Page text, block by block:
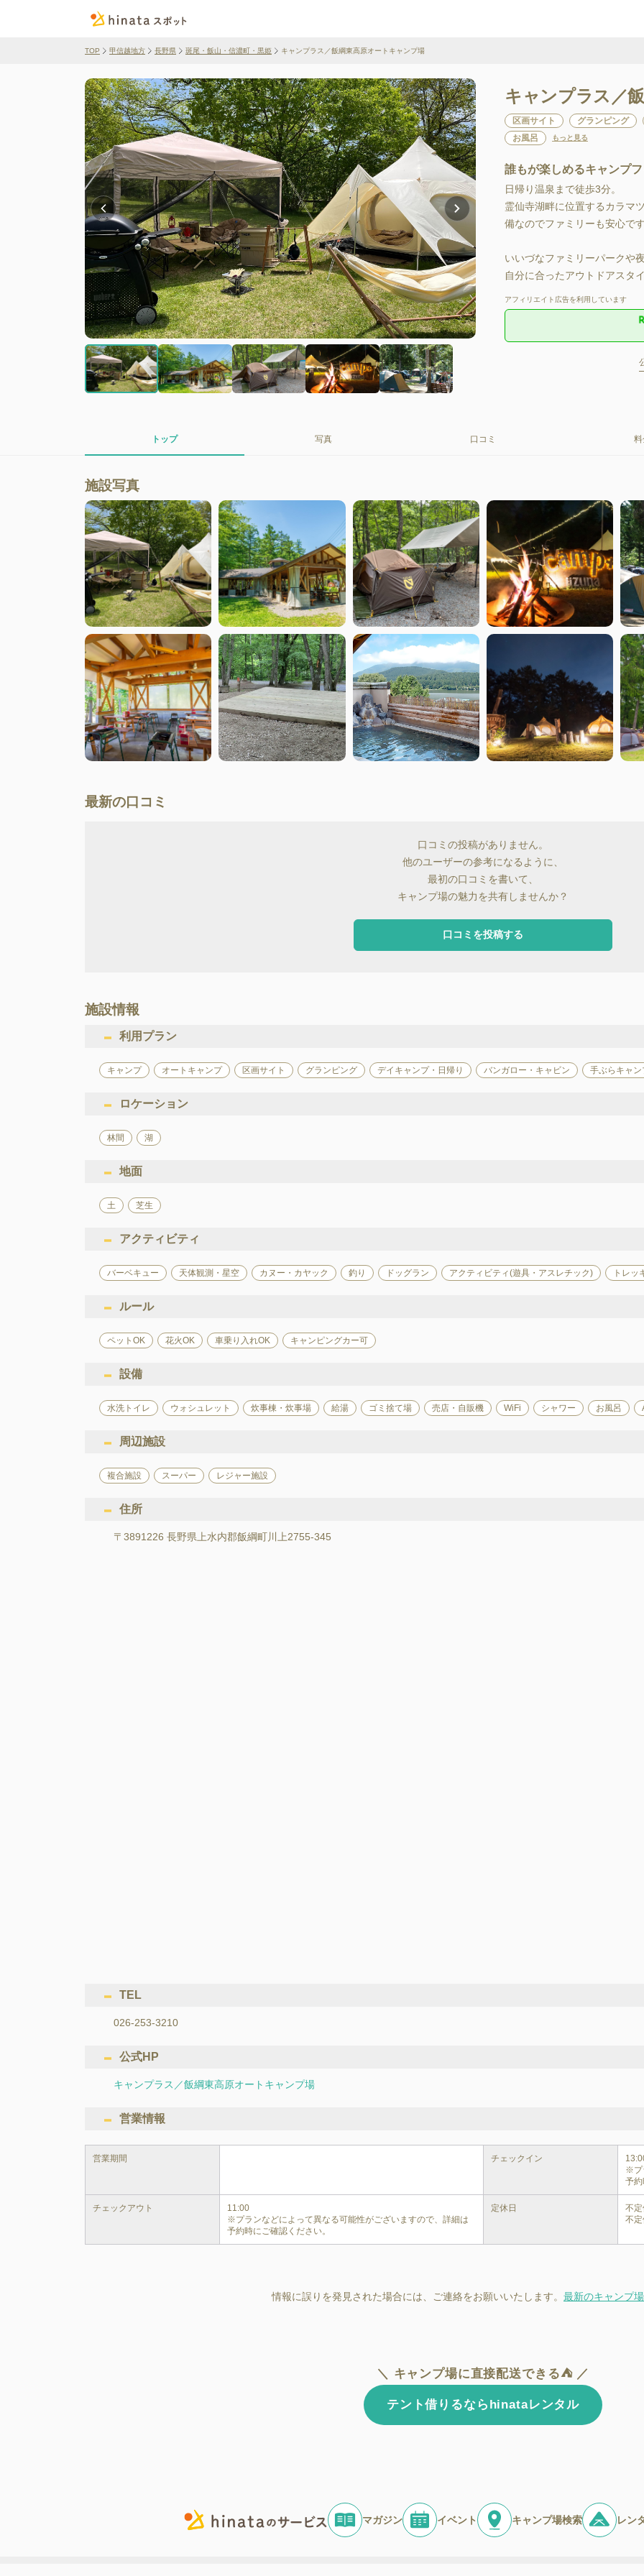
TOP 甲信越地方 長野県 斑尾・飯山・信濃町・黒姫 キャンプラス／飯綱東高原オートキャンプ場
キャンプラス／
区画サイト グランピング
お風呂
もっと見る
誰もが楽しめるキャンプフ
日帰り温泉まで徒歩3分。
霊仙寺湖畔に位置するカラマ
備なのでファミリーも安心です
いいづなファミリーパークや
自分に合ったアウトドアスタ
アフィリエイト広告を利用しています
トップ 写真 口コミ 料
施設写真
最新の口コミ
口コミの投稿がありません。
他のユーザーの参考になるように、
最初の口コミを書いて、
キャンプ場の魅力を共有しませんか？
口コミを投稿する
施設情報
利用プラン
キャンプ オートキャンプ 区画サイト グランピング デイキャンプ・日帰り バンガロー・キャビン 手ぶらキャン
ロケーション
林間 湖
地面
土 芝生
アクティビティ
バーベキュー 天体観測・星空 カヌー・カヤック 釣り ドッグラン アクティビティ(遊具・アスレチック) トレッ
ルール
ペットOK 花火OK 車乗り入れOK キャンピングカー可
設備
水洗トイレ ウォシュレット 炊事棟・炊事場 給湯 ゴミ捨て場 売店・自販機 WiFi シャワー お風呂
周辺施設
複合施設 スーパー レジャー施設
住所
〒3891226 長野県上水内郡飯綱町川上2755-345
TEL
026-253-3210
公式HP
キャンプラス／飯綱東高原オートキャンプ場
営業情報
営業期間 チェックイン
※プ
予約
チェックアウト
11:00
※プランなどによって異なる可能性がございますので、詳細は
予約時にご確認ください。
定休日
不定
不定
情報に誤りを発見された場合には、ご連絡をお願いいたします。 最新のキャンプ
＼ キャンプ場に直接配送できる⛺ ／
テント借りるならhinataレンタル
マガジン イベント キャンプ場検索 レン